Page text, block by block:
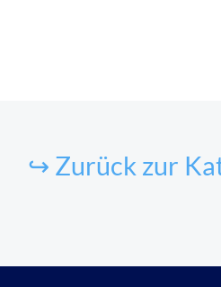
↪ Zurück zur